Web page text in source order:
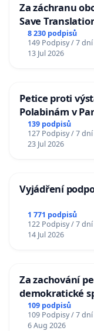
Za záchranu
Save
Charles
8 230 podpisů
149 Podpisy / 7 dní
13 Jul 2026
Petice proti
Polabinám v
139 podpisů
127 Podpisy / 7 dní
23 Jul 2026
Vyjádření
1 771 podpisů
122 Podpisy / 7 dní
14 Jul 2026
Za zachování
demokratické
109 podpisů
109 Podpisy / 7 dní
6 Aug 2026